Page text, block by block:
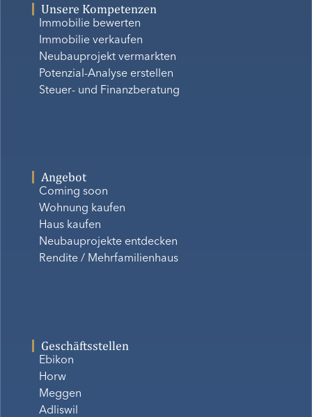
Unsere Kompetenzen
Immobilie bewerten
Immobilie verkaufen
Neubauprojekt vermarkten
Potenzial-Analyse erstellen
Steuer- und Finanzberatung
Angebot
Coming soon
Wohnung kaufen
Haus kaufen
Neubauprojekte entdecken
Rendite / Mehrfamilienhaus
Geschäftsstellen
Ebikon
Horw
Meggen
Adliswil